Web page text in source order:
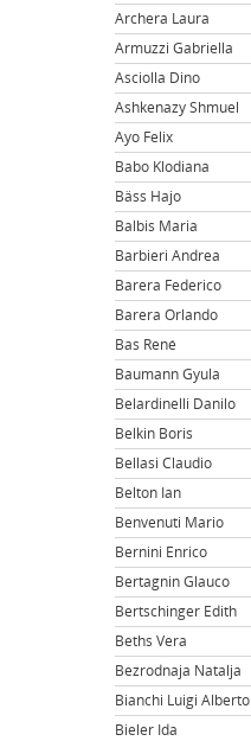
Archera Laura
Armuzzi Gabriella
Asciolla Dino
Ashkenazy Shmuel
Ayo Felix
Babo Klodiana
Bäss Hajo
Balbis Maria
Barbieri Andrea
Barera Federico
Barera Orlando
Bas René
Baumann Gyula
Belardinelli Danilo
Belkin Boris
Bellasi Claudio
Belton Ian
Benvenuti Mario
Bernini Enrico
Bertagnin Glauco
Bertschinger Edith
Beths Vera
Bezrodnaja Natalja
Bianchi Luigi Alberto
Bieler Ida